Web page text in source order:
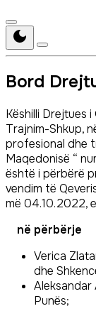
Bord
Këshilli Drejtues
Trajnim-Shkup,
profesional dhe
Maqedonisë “
është i përbërë
vendim të
më 04.10.2022,
në përbërje
Verica
dhe
Aleksandar
Punës;